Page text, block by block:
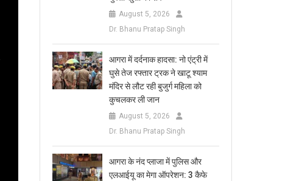
August 5, 2026
Dr. Bhanu Pratap Singh
आगरा में दर्दनाक हादसा: नो एंट्री में
घुसे तेज रफ्तार ट्रक ने खाटू श्याम
मंदिर से लौट रही बुजुर्ग महिला को
कुचलकर ली जान
August 5, 2026
Dr. Bhanu Pratap Singh
आगरा के नंद प्लाजा में पुलिस और
एलआईयू का मेगा ऑपरेशन: 3 कैफे